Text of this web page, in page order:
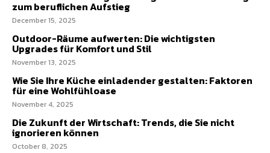
zum beruflichen Aufstieg
December 15, 2025
Outdoor-Räume aufwerten: Die wichtigsten
Upgrades für Komfort und Stil
November 13, 2025
Wie Sie Ihre Küche einladender gestalten: Faktoren
für eine Wohlfühloase
November 4, 2025
Die Zukunft der Wirtschaft: Trends, die Sie nicht
ignorieren können
October 8, 2025